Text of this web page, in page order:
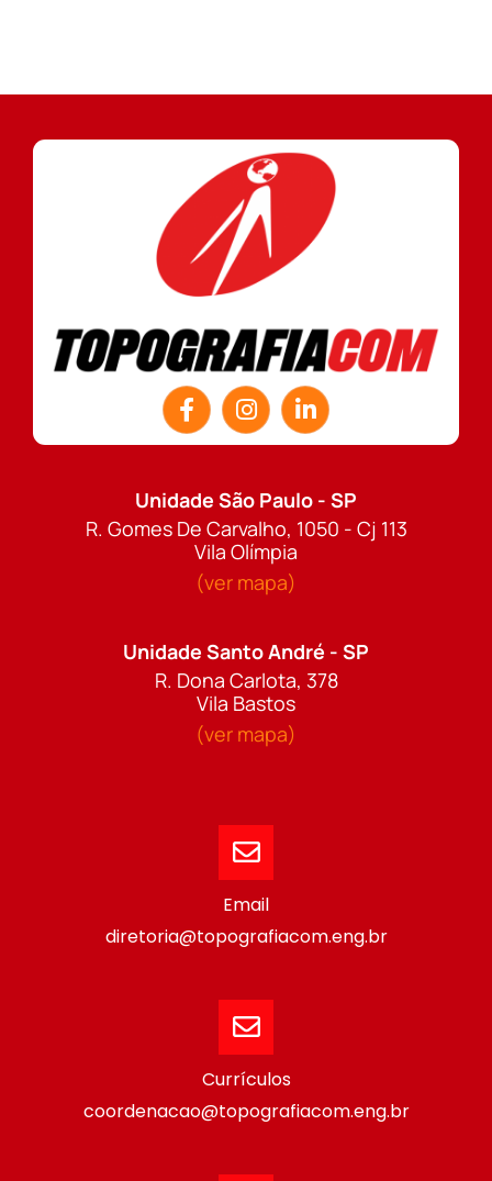
Unidade São Paulo - SP
R. Gomes De Carvalho, 1050 - Cj 113
Vila Olímpia
(ver mapa)
Unidade Santo André - SP
R. Dona Carlota, 378
Vila Bastos
(ver mapa)
Email
diretoria@topografiacom.eng.br
Currículos
coordenacao@topografiacom.eng.br